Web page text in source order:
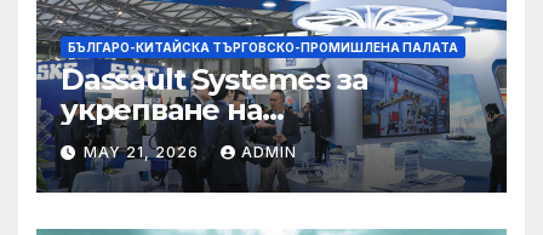
БЪЛГАРО-КИТАЙСКА ТЪРГОВСКО-ПРОМИШЛЕНА ПАЛАТА
Dassault Systemes за
укрепване на
изграждането на AI
екосистема в Китай
MAY 21, 2026 ADMIN